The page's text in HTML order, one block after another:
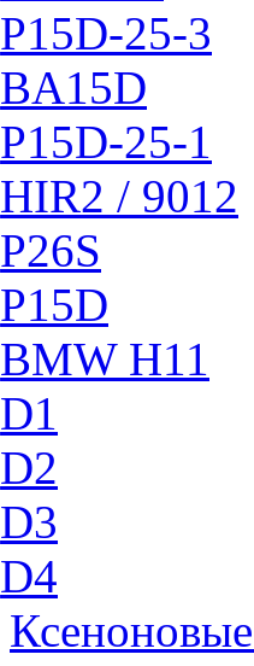
P15D-25-3
BA15D
P15D-25-1
HIR2 / 9012
P26S
P15D
BMW H11
D1
D2
D3
D4